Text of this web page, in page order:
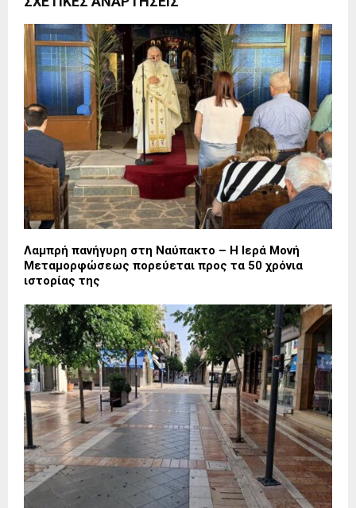
Λαμπρή πανήγυρη στη Ναύπακτο – Η Ιερά Μονή
Μεταμορφώσεως πορεύεται προς τα 50 χρόνια
ιστορίας της